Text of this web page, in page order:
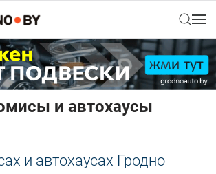
и автохаусы
и автохаусах Гродно